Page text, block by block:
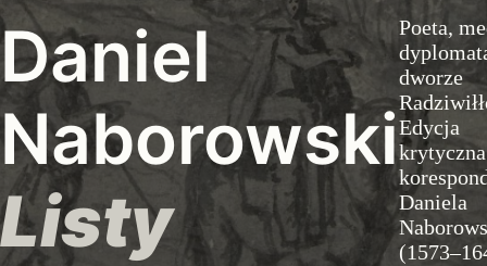
Daniel
Naborowski
Listy
Poeta,
dworze
Edycja
krytyczna
Daniela